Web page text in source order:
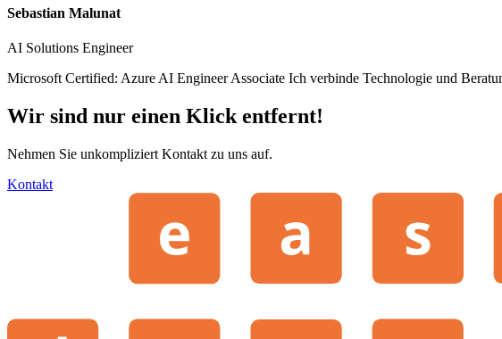
Sebastian Malunat
AI Solutions Engineer
Microsoft Certified: Azure AI Engineer Associate Ich verbinde Technologie und
Wir sind nur einen Klick entfernt!
Nehmen Sie unkompliziert Kontakt zu uns auf.
Kontakt